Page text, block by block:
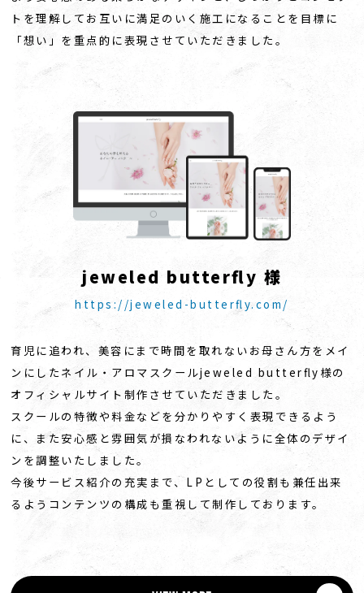
トを理解してお互いに満足のいく施工になることを目標に
「想い」を重点的に表現させていただきました。
jeweled butterfy 様
https://jeweled-butterfly.com/
育児に追われ、美容にまで時間を取れないお母さん方をメイ
ンにしたネイル・アロマスクールjeweled butterfly様の
オフィシャルサイト制作させていただきました。
スクールの特徴や料金などを分かりやすく表現できるよう
に、また安心感と雰囲気が損なわれないように全体のデザイ
ンを調整いたしました。
今後サービス紹介の充実まで、LPとしての役割も兼任出来
るようコンテンツの構成も重視して制作しております。